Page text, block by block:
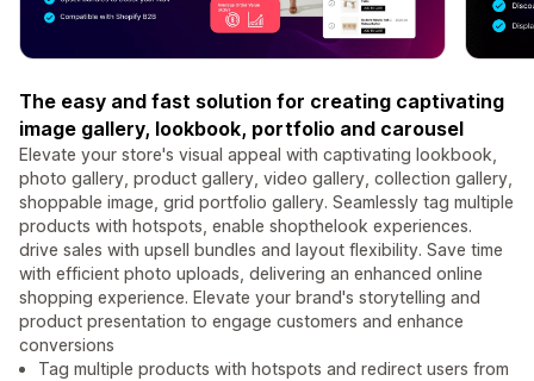
The easy and fast solution for creating captivating
image gallery, lookbook, portfolio and carousel
Elevate your store's visual appeal with captivating lookbook,
photo gallery, product gallery, video gallery, collection gallery,
shoppable image, grid portfolio gallery. Seamlessly tag multiple
products with hotspots, enable shopthelook experiences.
drive sales with upsell bundles and layout flexibility. Save time
with efficient photo uploads, delivering an enhanced online
shopping experience. Elevate your brand's storytelling and
product presentation to engage customers and enhance
conversions
Tag multiple products with hotspots and redirect users from